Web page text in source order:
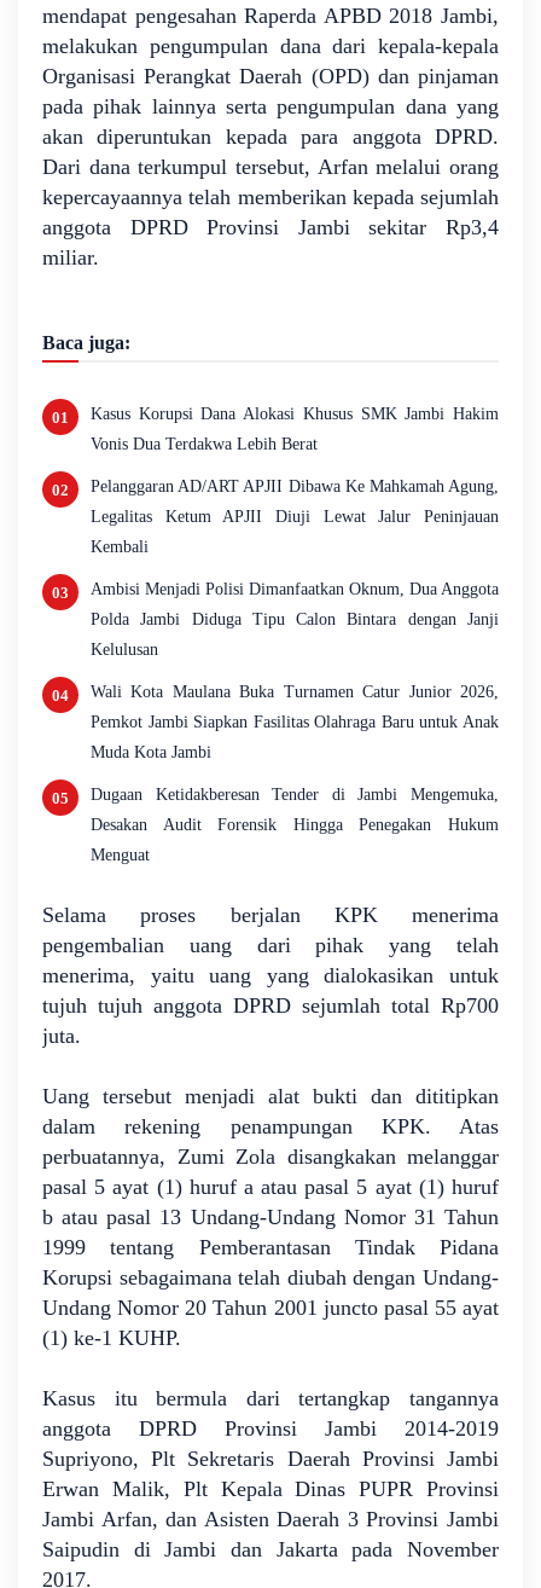
mendapat pengesahan Raperda APBD 2018 Jambi,
melakukan pengumpulan dana dari kepala-kepala
Organisasi Perangkat Daerah (OPD) dan pinjaman
pada pihak lainnya serta pengumpulan dana yang
akan diperuntukan kepada para anggota DPRD.
Dari dana terkumpul tersebut, Arfan melalui orang
kepercayaannya telah memberikan kepada sejumlah
anggota DPRD Provinsi Jambi sekitar Rp3,4
miliar.
Baca juga:
Kasus Korupsi Dana Alokasi Khusus SMK Jambi Hakim
Vonis Dua Terdakwa Lebih Berat
Pelanggaran AD/ART APJII Dibawa Ke Mahkamah Agung,
Legalitas Ketum APJII Diuji Lewat Jalur Peninjauan
Kembali
Ambisi Menjadi Polisi Dimanfaatkan Oknum, Dua Anggota
Polda Jambi Diduga Tipu Calon Bintara dengan Janji
Kelulusan
Wali Kota Maulana Buka Turnamen Catur Junior 2026,
Pemkot Jambi Siapkan Fasilitas Olahraga Baru untuk Anak
Muda Kota Jambi
Dugaan Ketidakberesan Tender di Jambi Mengemuka,
Desakan Audit Forensik Hingga Penegakan Hukum
Menguat
Selama proses berjalan KPK menerima
pengembalian uang dari pihak yang telah
menerima, yaitu uang yang dialokasikan untuk
tujuh tujuh anggota DPRD sejumlah total Rp700
juta.
Uang tersebut menjadi alat bukti dan dititipkan
dalam rekening penampungan KPK. Atas
perbuatannya, Zumi Zola disangkakan melanggar
pasal 5 ayat (1) huruf a atau pasal 5 ayat (1) huruf
b atau pasal 13 Undang-Undang Nomor 31 Tahun
1999 tentang Pemberantasan Tindak Pidana
Korupsi sebagaimana telah diubah dengan Undang-
Undang Nomor 20 Tahun 2001 juncto pasal 55 ayat
(1) ke-1 KUHP.
Kasus itu bermula dari tertangkap tangannya
anggota DPRD Provinsi Jambi 2014-2019
Supriyono, Plt Sekretaris Daerah Provinsi Jambi
Erwan Malik, Plt Kepala Dinas PUPR Provinsi
Jambi Arfan, dan Asisten Daerah 3 Provinsi Jambi
Saipudin di Jambi dan Jakarta pada November
2017.